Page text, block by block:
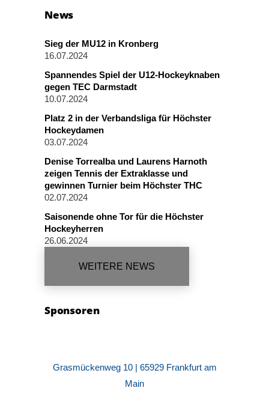
News
Sieg der MU12 in Kronberg
16.07.2024
Spannendes Spiel der U12-Hockeyknaben
gegen TEC Darmstadt
10.07.2024
Platz 2 in der Verbandsliga für Höchster
Hockeydamen
03.07.2024
Denise Torrealba und Laurens Harnoth
zeigen Tennis der Extraklasse und
gewinnen Turnier beim Höchster THC
02.07.2024
Saisonende ohne Tor für die Höchster
Hockeyherren
26.06.2024
WEITERE NEWS
Sponsoren
Grasmückenweg 10 | 65929 Frankfurt am
Main